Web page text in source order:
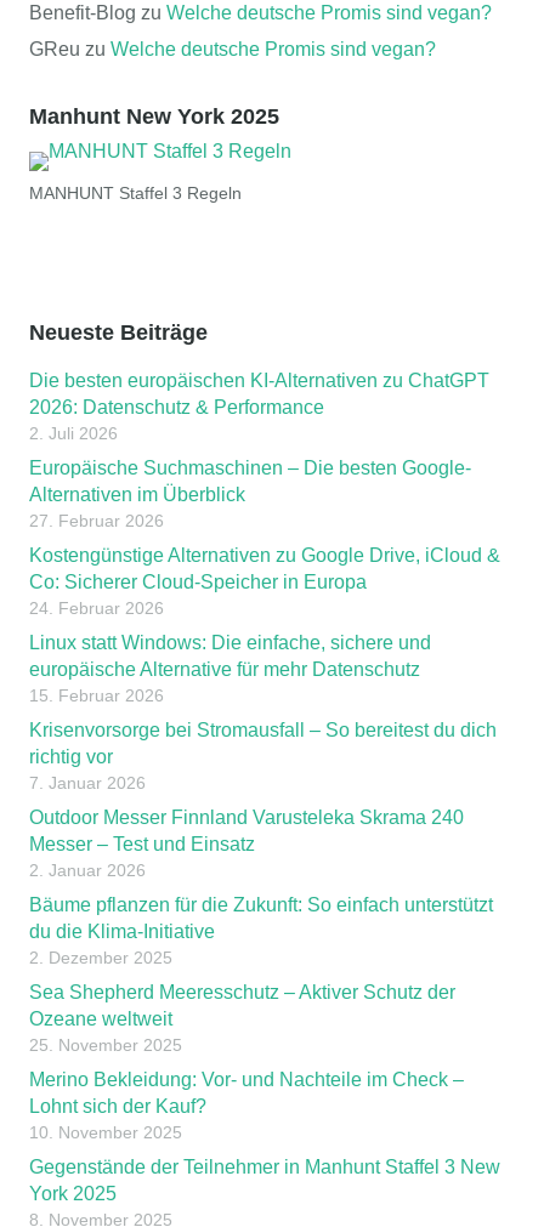
Benefit-Blog zu Welche deutsche Promis sind vegan?
GReu zu Welche deutsche Promis sind vegan?
Manhunt New York 2025
MANHUNT Staffel 3 Regeln
Neueste Beiträge
Die besten europäischen KI-Alternativen zu ChatGPT
2026: Datenschutz & Performance
2. Juli 2026
Europäische Suchmaschinen – Die besten Google-
Alternativen im Überblick
27. Februar 2026
Kostengünstige Alternativen zu Google Drive, iCloud &
Co: Sicherer Cloud-Speicher in Europa
24. Februar 2026
Linux statt Windows: Die einfache, sichere und
europäische Alternative für mehr Datenschutz
15. Februar 2026
Krisenvorsorge bei Stromausfall – So bereitest du dich
richtig vor
7. Januar 2026
Outdoor Messer Finnland Varusteleka Skrama 240
Messer – Test und Einsatz
2. Januar 2026
Bäume pflanzen für die Zukunft: So einfach unterstützt
du die Klima-Initiative
2. Dezember 2025
Sea Shepherd Meeresschutz – Aktiver Schutz der
Ozeane weltweit
25. November 2025
Merino Bekleidung: Vor- und Nachteile im Check –
Lohnt sich der Kauf?
10. November 2025
Gegenstände der Teilnehmer in Manhunt Staffel 3 New
York 2025
8. November 2025